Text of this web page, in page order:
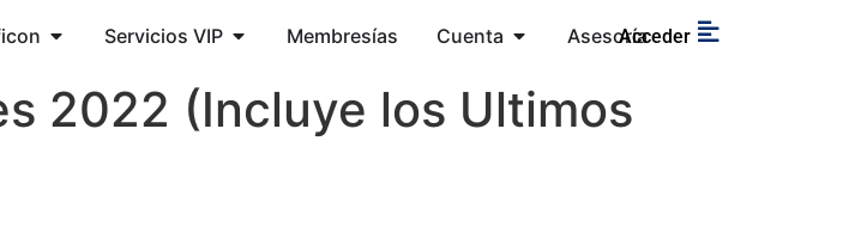
Servicios VIP Membresías Cuenta AsesoríaAcceder
2022 (Incluye los Ultimos